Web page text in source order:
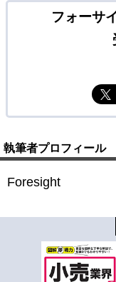
フォーサ
執筆者プロフィール
Foresight